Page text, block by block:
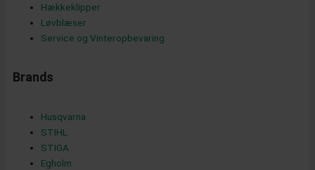
-
Hækkeklipper
Løvblæser
Service og Vinteropbevaring
Brands
Husqvarna
STIHL
STIGA
Egholm